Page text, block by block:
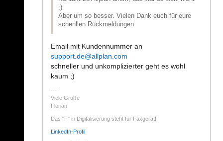
;)
Aber um so besser. Vielen Dank euch für eure
schenllen Rückmeldungen
Email mit Kundennummer an
support.de@allplan.com
schneller und unkomplizierter geht es wohl
kaum ;)
Viele Grüße
Florian
Das "F" in Digitalisierung steht für Faxgerät!
LinkedIn-Profil